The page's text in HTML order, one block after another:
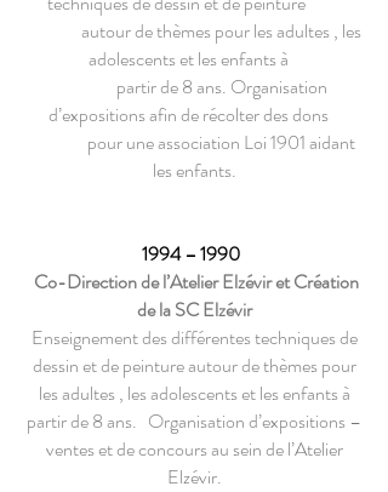
autour de thèmes pour les adultes , les
adolescents et les enfants à
partir de 8 ans. Organisation
d’expositions afin de récolter des dons
pour une association Loi 1901 aidant
les enfants.
1994 – 1990
Co-Direction de l’Atelier Elzévir et Création
de la SC Elzévir
Enseignement des différentes techniques de
dessin et de peinture autour de thèmes pour
les adultes , les adolescents et les enfants à
partir de 8 ans. Organisation d’expositions –
ventes et de concours au sein de l’Atelier
Elzévir.